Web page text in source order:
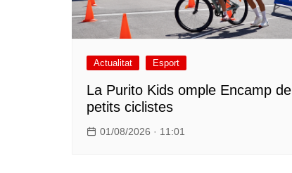
Actualitat Esport
La Purito Kids omple Encamp de
petits ciclistes
01/08/2026 · 11:01